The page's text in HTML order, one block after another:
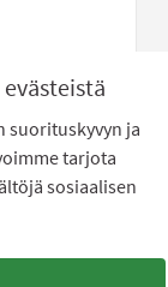
suorituskyvyn ja
tarjota
sosiaalisen
Olen samaa
0 Olen eri